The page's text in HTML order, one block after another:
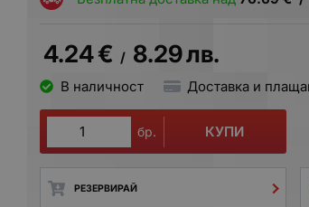
4.24€ / 8.29лв.
В наличност Доставка и
бр. КУПИ
РЕЗЕРВИРАЙ